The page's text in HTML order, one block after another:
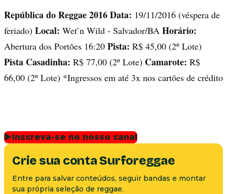
República do Reggae 2016Data: 19/11/2016 (véspera de
feriado) Local: Wet’n Wild - Salvador/BA Horário:
Abertura dos Portões 16:20 Pista: R$ 45,00 (2º Lote)
Pista Casadinha: R$ 77,00 (2º Lote) Camarote: R$
66,00 (2º Lote) *Ingressos em até 3x nos cartões de crédito
▶Inscreva-se no nosso canal
Crie sua conta Surforeggae
Entre para salvar conteúdos, seguir bandas e montar
sua própria seleção de reggae.